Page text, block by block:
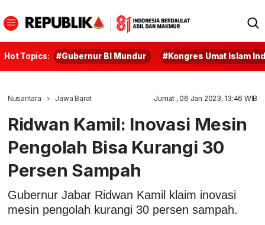
Hot Topics: #Gubernur BI Mundur #Kongres Umat Islam
Nusantara Jawa Barat Jumat , 06 Jan 2023, 13:46 WIB
Ridwan Kamil: Inovasi Mesin
Pengolah Bisa Kurangi 30
Persen Sampah
Gubernur Jabar Ridwan Kamil klaim inovasi
mesin pengolah kurangi 30 persen sampah.